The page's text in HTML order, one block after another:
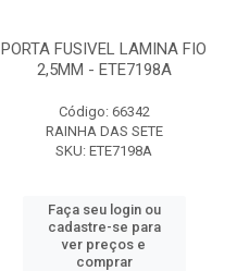
PORTA FUSIVEL LAMINA FIO
2,5MM - ETE7198A
Código: 66342
RAINHA DAS SETE
SKU: ETE7198A
Faça seu login ou
cadastre-se para
ver preços e
comprar